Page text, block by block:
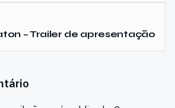
– Trailer de apresentação